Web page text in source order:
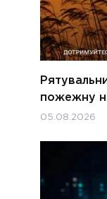
пожежну
05.08.2026